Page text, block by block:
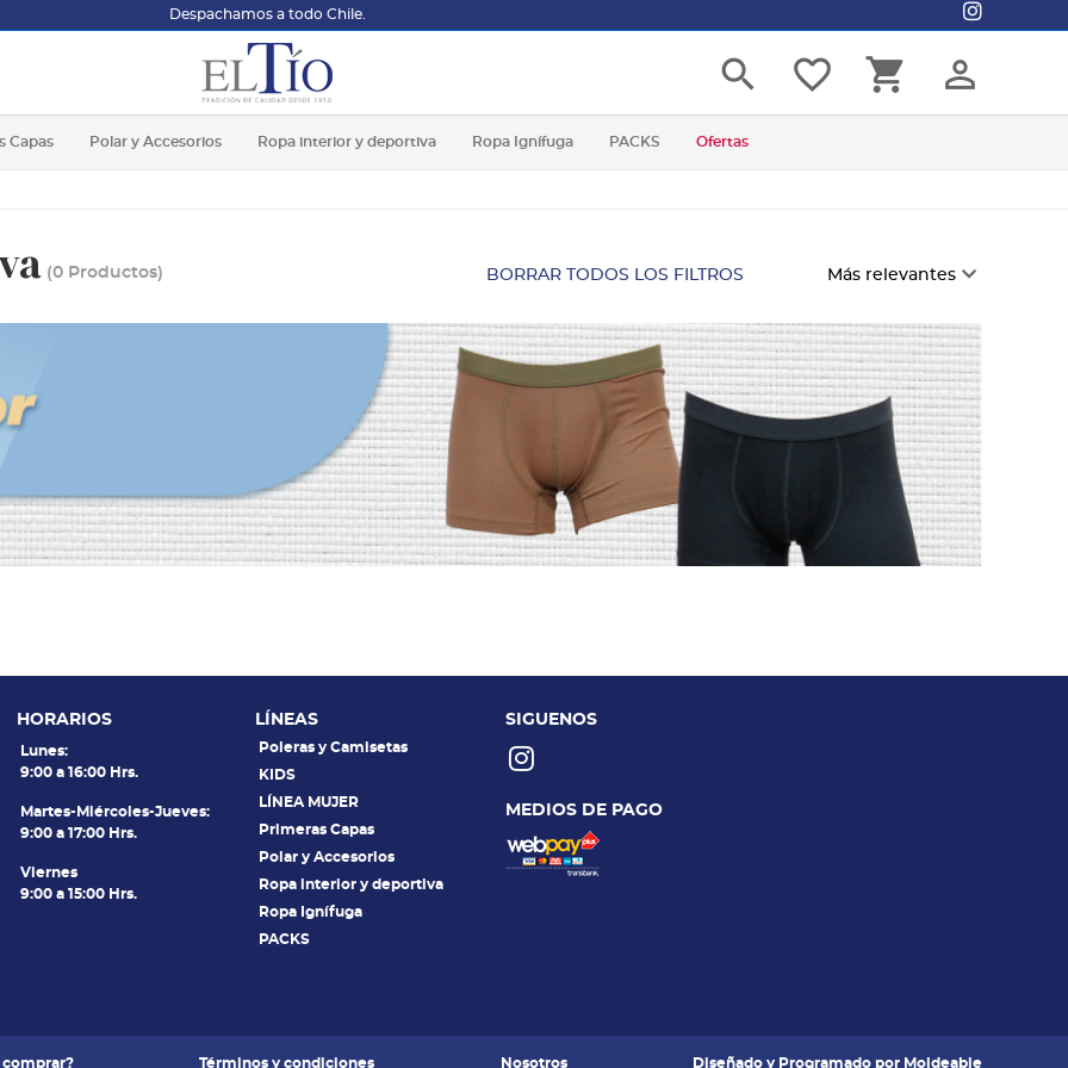
Despachamos a todo Chile.
person_outline
shopping_cart
favorite_border
search
Capas Polar y Accesorios Ropa interior y deportiva Ropa Ignífuga PACKS Ofertas
(0 Productos) Más relevantes
BORRAR TODOS LOS FILTROS
HORARIOS
Lunes:
9:00 a 16:00 Hrs.
Martes-Miércoles-Jueves:
9:00 a 17:00 Hrs.
Viernes
9:00 a 15:00 Hrs.
LÍNEAS
Poleras y Camisetas
KIDS
LÍNEA MUJER
Primeras Capas
Polar y Accesorios
Ropa interior y deportiva
Ropa Ignífuga
PACKS
SIGUENOS
MEDIOS DE PAGO
comprar? Términos y condiciones Nosotros Diseñado y Programado por Moldeable